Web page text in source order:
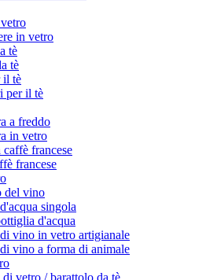
in vetro
tè
tè
il tè
per il tè
a freddo
in vetro
caffè francese
francese
del vino
singola
d'acqua
vino in vetro artigianale
vino a forma di animale
vetro / barattolo da tè